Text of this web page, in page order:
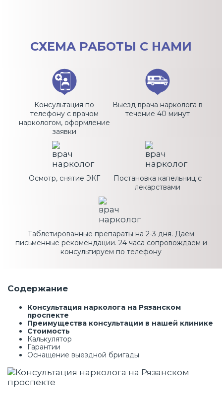
СХЕМА РАБОТЫ С НАМИ
Консультация по
телефону с врачом
наркологом, оформление
заявки
Выезд врача нарколога в
течение 40 минут
Осмотр, снятие ЭКГ
Постановка капельниц с
лекарствами
Таблетированные препараты на 2-3 дня. Даем
письменные рекомендации. 24 часа сопровождаем и
консультируем по телефону
Содержание
Консультация нарколога на Рязанском
проспекте
Преимущества консультации в нашей клинике
Стоимость
Калькулятор
Гарантии
Оснащение выездной бригады